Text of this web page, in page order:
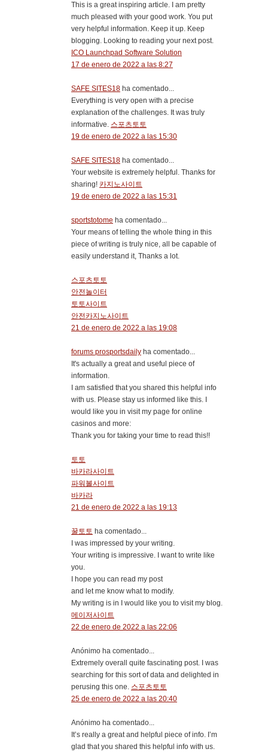
This is a great inspiring article. I am pretty
much pleased with your good work. You put
very helpful information. Keep it up. Keep
blogging. Looking to reading your next post.
ICO Launchpad Software Solution
17 de enero de 2022 a las 8:27
SAFE SITES18 ha comentado...
Everything is very open with a precise
explanation of the challenges. It was truly
informative. 스포츠토토
19 de enero de 2022 a las 15:30
SAFE SITES18 ha comentado...
Your website is extremely helpful. Thanks for
sharing! 카지노사이트
19 de enero de 2022 a las 15:31
sportstotome ha comentado...
Your means of telling the whole thing in this
piece of writing is truly nice, all be capable of
easily understand it, Thanks a lot.
스포츠토토
안전놀이터
토토사이트
안전카지노사이트
21 de enero de 2022 a las 19:08
forums prosportsdaily ha comentado...
It's actually a great and useful piece of
information.
I am satisfied that you shared this helpful info
with us. Please stay us informed like this. I
would like you in visit my page for online
casinos and more:
Thank you for taking your time to read this!!
토토
바카라사이트
파워볼사이트
바카라
21 de enero de 2022 a las 19:13
꿀토토 ha comentado...
I was impressed by your writing.
Your writing is impressive. I want to write like
you.
I hope you can read my post
and let me know what to modify.
My writing is in I would like you to visit my blog.
메이저사이트
22 de enero de 2022 a las 22:06
Anónimo ha comentado...
Extremely overall quite fascinating post. I was
searching for this sort of data and delighted in
perusing this one. 스포츠토토
25 de enero de 2022 a las 20:40
Anónimo ha comentado...
It’s really a great and helpful piece of info. I’m
glad that you shared this helpful info with us.